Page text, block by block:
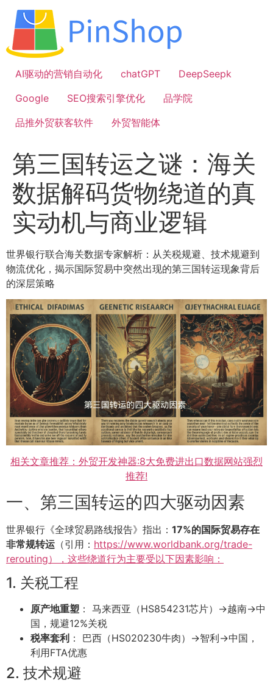
容
AI驱动的营销自动化
chatGPT
DeepSeepk
Google
SEO搜索引擎优化
品学院
品推外贸获客软件
外贸智能体
第三国转运之谜：海关
数据解码货物绕道的真
实动机与商业逻辑
世界银行联合海关数据专家解析：从关税规避、技术规避到
物流优化，揭示国际贸易中突然出现的第三国转运现象背后
的深层策略
相关文章推荐：外贸开发神器:8大免费进出口数据网站强烈
推荐!
一、第三国转运的四大驱动因素
世界银行《全球贸易路线报告》指出： 17%的国际贸易存在
非常规转运 （引用： https://www.worldbank.org/trade-
rerouting），这些绕道行为主要受以下因素影响：
1. 关税工程
原产地重塑 ： 马来西亚（HS854231芯片）→越南→中
国，规避12%关税
税率套利 ： 巴西（HS020230牛肉）→智利→中国，
利用FTA优惠
2. 技术规避